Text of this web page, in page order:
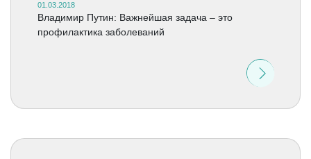
01.03.2018
Владимир Путин: Важнейшая задача – это
профилактика заболеваний